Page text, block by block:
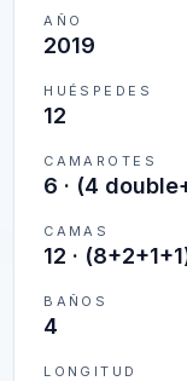
AÑO
2019
HUÉSPEDES
12
CAMAROTES
6 · (4
CAMAS
12 ·
BAÑOS
4
LONGITUD